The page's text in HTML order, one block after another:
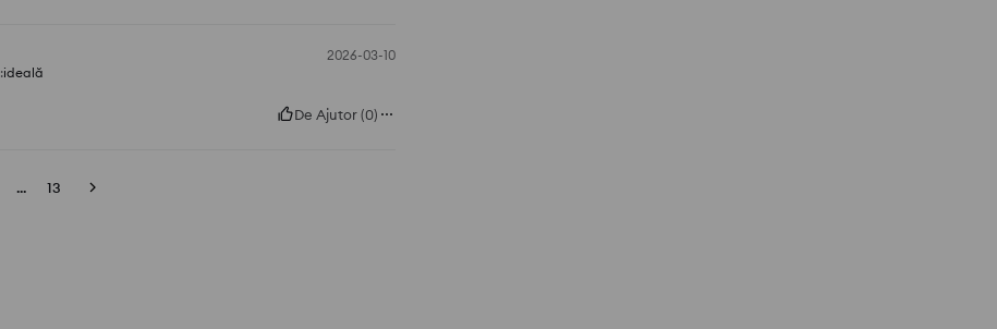
2026-03-10
:ideală
De Ajutor(0)
... 13